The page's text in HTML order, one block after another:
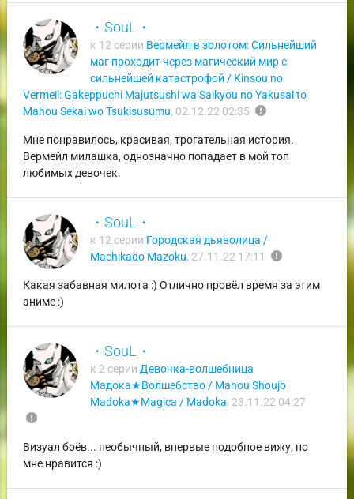
・SouL・
к 12 серии Вермейл в золотом: Сильнейший
маг проходит через магический мир с
сильнейшей катастрофой / Kinsou no
Vermeil: Gakeppuchi Majutsushi wa Saikyou no Yakusai to
Mahou Sekai wo Tsukisusumu, 02.12.22 02:35 report
Мне понравилось, красивая, трогательная история.
Вермейл милашка, однозначно попадает в мой топ
любимых девочек.
・SouL・
к 12 серии Городская дьяволица /
Machikado Mazoku, 27.11.22 17:11 report
Какая забавная милота :) Отлично провёл время за этим
аниме :)
・SouL・
к 2 серии Девочка-волшебница
Мадока★Волшебство / Mahou Shoujo
Madoka★Magica / Madoka, 23.11.22 04:27
report
Визуал боёв... необычный, впервые подобное вижу, но
мне нравится :)